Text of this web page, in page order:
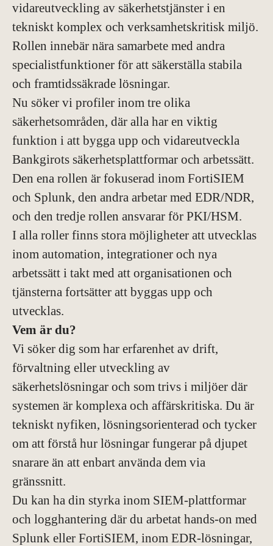
vidareutveckling av säkerhetstjänster i en
tekniskt komplex och verksamhetskritisk miljö.
Rollen innebär nära samarbete med andra
specialistfunktioner för att säkerställa stabila
och framtidssäkrade lösningar.
Nu söker vi profiler inom tre olika
säkerhetsområden, där alla har en viktig
funktion i att bygga upp och vidareutveckla
Bankgirots säkerhetsplattformar och arbetssätt.
Den ena rollen är fokuserad inom FortiSIEM
och Splunk, den andra arbetar med EDR/NDR,
och den tredje rollen ansvarar för PKI/HSM.
I alla roller finns stora möjligheter att utvecklas
inom automation, integrationer och nya
arbetssätt i takt med att organisationen och
tjänsterna fortsätter att byggas upp och
utvecklas.
Vem är du?
Vi söker dig som har erfarenhet av drift,
förvaltning eller utveckling av
säkerhetslösningar och som trivs i miljöer där
systemen är komplexa och affärskritiska. Du är
tekniskt nyfiken, lösningsorienterad och tycker
om att förstå hur lösningar fungerar på djupet
snarare än att enbart använda dem via
gränssnitt.
Du kan ha din styrka inom SIEM-plattformar
och logghantering där du arbetat hands-on med
Splunk eller FortiSIEM, inom EDR-lösningar,